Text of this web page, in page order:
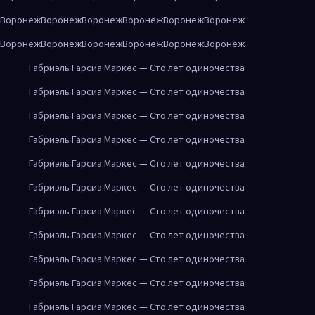
ВоронежВоронежВоронежВоронежВоронежВоронеж
ВоронежВоронежВоронежВоронежВоронежВоронеж
Габриэль Гарсиа Маркес — Сто лет одиночества
Габриэль Гарсиа Маркес — Сто лет одиночества
Габриэль Гарсиа Маркес — Сто лет одиночества
Габриэль Гарсиа Маркес — Сто лет одиночества
Габриэль Гарсиа Маркес — Сто лет одиночества
Габриэль Гарсиа Маркес — Сто лет одиночества
Габриэль Гарсиа Маркес — Сто лет одиночества
Габриэль Гарсиа Маркес — Сто лет одиночества
Габриэль Гарсиа Маркес — Сто лет одиночества
Габриэль Гарсиа Маркес — Сто лет одиночества
Габриэль Гарсиа Маркес — Сто лет одиночества